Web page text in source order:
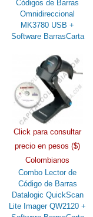
Códigos de Barras
Omnidireccional
MK3780 USB +
Software BarrasCarta
Click para consultar
precio en pesos ($)
Colombianos
Combo Lector de
Código de Barras
Datalogic QuickScan
Lite Imager QW2120 +